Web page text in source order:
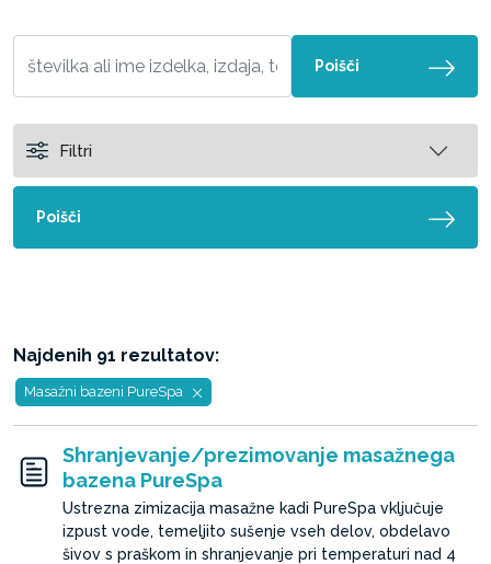
Poišči
Filtri
Poišči
Najdenih 91 rezultatov:
Masažni bazeni PureSpa
Shranjevanje/prezimovanje masažnega
bazena PureSpa
Ustrezna zimizacija masažne kadi PureSpa vključuje
izpust vode, temeljito sušenje vseh delov, obdelavo
šivov s praškom in shranjevanje pri temperaturi nad 4